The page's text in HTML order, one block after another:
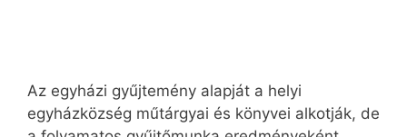
Az egyházi gyűjtemény alapját a helyi
egyházközség műtárgyai és könyvei alkotják, de